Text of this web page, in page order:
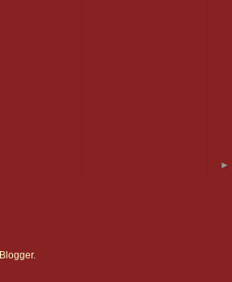
►
Blogger.